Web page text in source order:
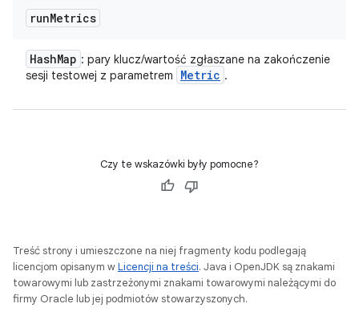
runMetrics
HashMap : pary klucz/wartość zgłaszane na zakończenie
sesji testowej z parametrem
Metric .
Czy te wskazówki były pomocne?
Treść strony i umieszczone na niej fragmenty kodu podlegają
licencjom opisanym wLicencji na treści. Java i OpenJDK są znakami
towarowymi lub zastrzeżonymi znakami towarowymi należącymi do
firmy Oracle lub jej podmiotów stowarzyszonych.